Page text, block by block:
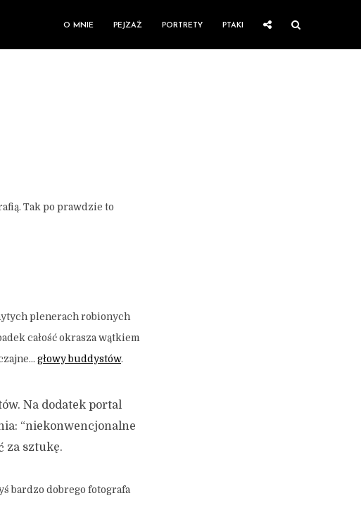
O MNIE PEJZAŻ PORTRETY PTAKI
Tak po prawdzie to
plenerach robionych
całość okrasza wątkiem
głowy buddystów.
Na dodatek portal
“niekonwencjonalne
za sztukę.
bardzo dobrego fotografa